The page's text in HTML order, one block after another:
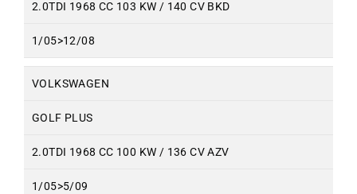
2.0TDI 1968 CC 103 KW / 140 CV BKD
1/05>12/08
VOLKSWAGEN
GOLF PLUS
2.0TDI 1968 CC 100 KW / 136 CV AZV
1/05>5/09